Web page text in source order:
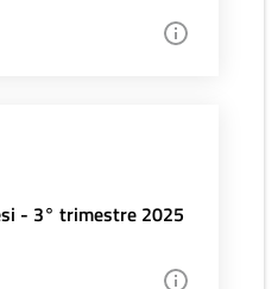
- 3° trimestre 2025